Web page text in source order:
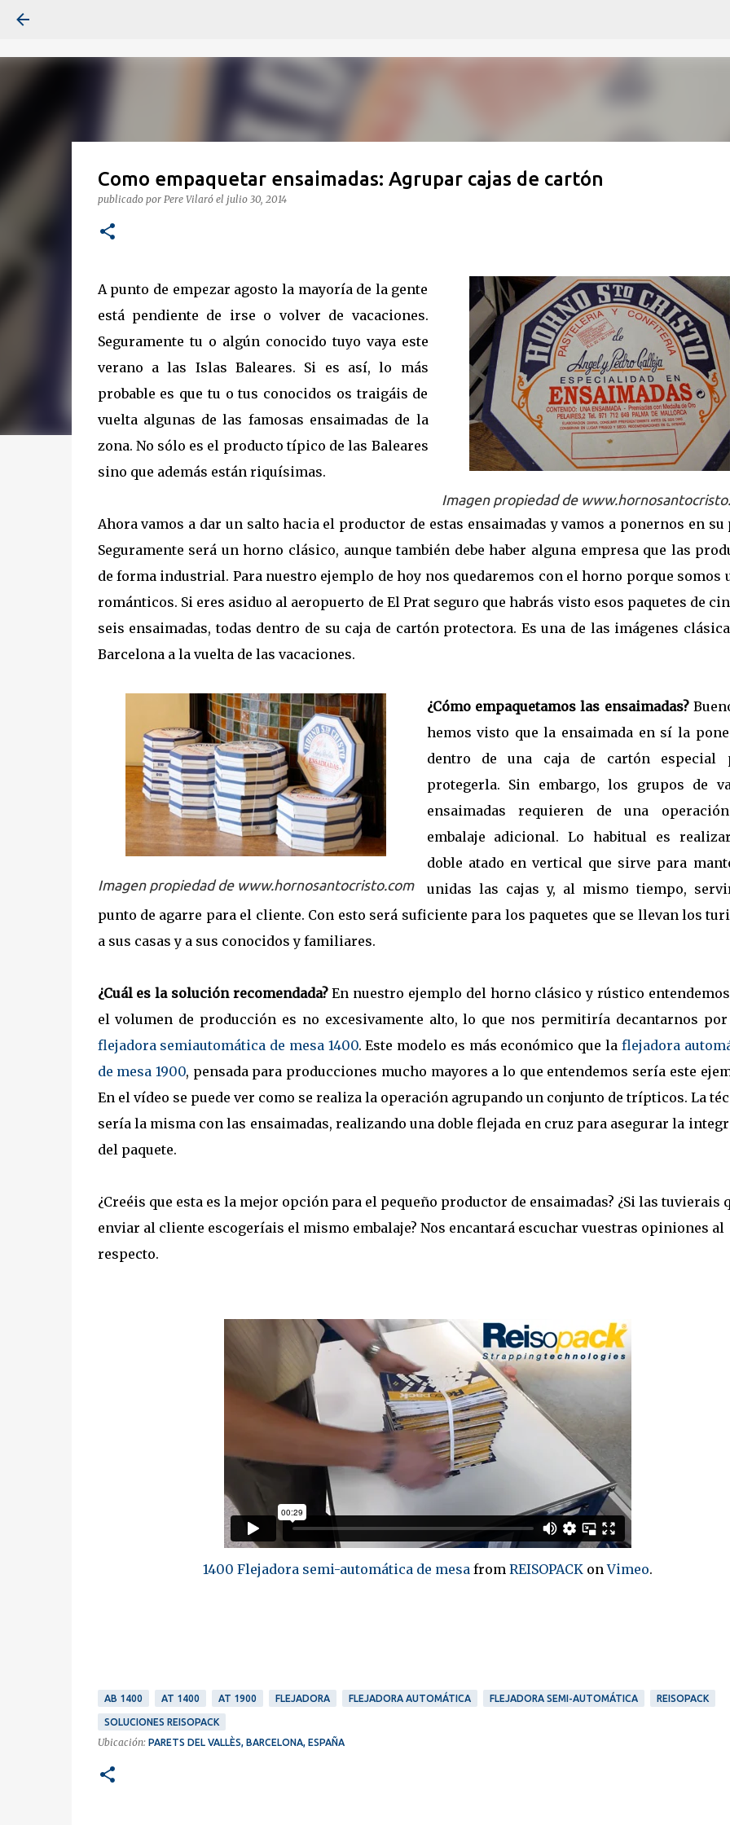
Como empaquetar ensaimadas: Agrupar cajas de cartón
publicado por Pere Vilaró el julio 30, 2014
Imagen propiedad de
A punto de empezar agosto la mayoría de la gente
está pendiente de irse o volver de vacaciones.
Seguramente tu o algún conocido tuyo vaya este
verano a las Islas Baleares. Si es así, lo más
probable es que tu o tus conocidos os traigáis de
vuelta algunas de las famosas ensaimadas de la
zona. No sólo es el producto típico de las Baleares
sino que además están riquísimas.
Ahora vamos a dar un salto hacia el productor de estas ensaimadas y vamos a ponernos en su
Seguramente será un horno clásico, aunque también debe haber alguna empresa que las
de forma industrial. Para nuestro ejemplo de hoy nos quedaremos con el horno porque somos
románticos. Si eres asiduo al aeropuerto de El Prat seguro que habrás visto esos paquetes de
seis ensaimadas, todas dentro de su caja de cartón protectora. Es una de las imágenes
Barcelona a la vuelta de las vacaciones.
Imagen propiedad de www.hornosantocristo.com
¿Cómo empaquetamos las ensaimadas?
hemos visto que la ensaimada en sí la
dentro de una caja de cartón especial
protegerla. Sin embargo, los grupos de
ensaimadas requieren de una
embalaje adicional. Lo habitual es
doble atado en vertical que sirve para
unidas las cajas y, al mismo tiempo,
punto de agarre para el cliente. Con esto será suficiente para los paquetes que se llevan los
a sus casas y a sus conocidos y familiares.
¿Cuál es la solución recomendada?En nuestro ejemplo del horno clásico y rústico
el volumen de producción es no excesivamente alto, lo que nos permitiría decantarnos por
flejadora semiautomática de mesa 1400. Este modelo es más económico que la flejadora
de mesa 1900, pensada para producciones mucho mayores a lo que entendemos sería este
En el vídeo se puede ver como se realiza la operación agrupando un conjunto de trípticos. La
sería la misma con las ensaimadas, realizando una doble flejada en cruz para asegurar la
del paquete.
¿Creéis que esta es la mejor opción para el pequeño productor de ensaimadas? ¿Si las tuvierais
enviar al cliente escogeríais el mismo embalaje? Nos encantará escuchar vuestras opiniones al
respecto.
1400 Flejadora semi-automática de mesafrom REISOPACKonVimeo.
AB 1400 AT 1400 AT 1900 FLEJADORA FLEJADORA AUTOMÁTICA FLEJADORA SEMI-AUTOMÁTICA REISOPACK
SOLUCIONES REISOPACK
Ubicación: PARETS DEL VALLÈS, BARCELONA, ESPAÑA